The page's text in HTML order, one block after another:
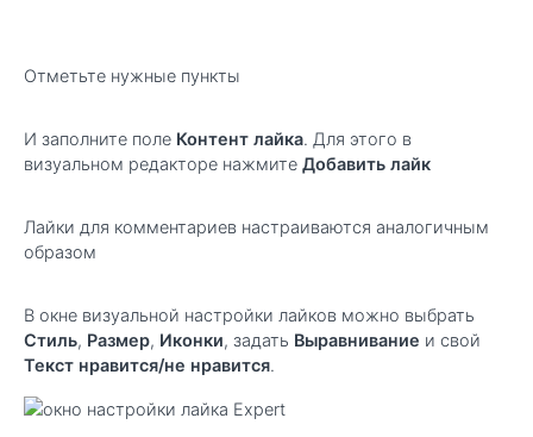
Отметьте нужные пункты
И заполните поле Контент лайка. Для этого в
визуальном редакторе нажмите Добавить лайк
Лайки для комментариев настраиваются аналогичным
образом
В окне визуальной настройки лайков можно выбрать
Стиль, Размер, Иконки, задать Выравнивание и свой
Текст нравится/не нравится.